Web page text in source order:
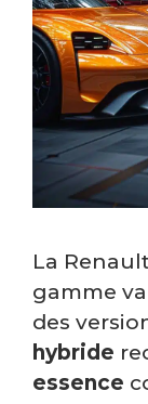
La
gamme
des
hybride
essence